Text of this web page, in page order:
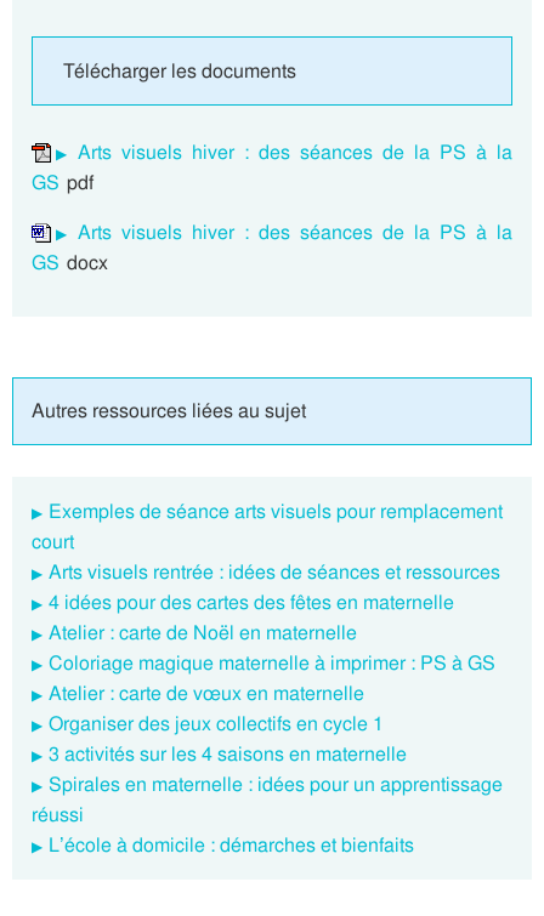
Télécharger les documents
Arts visuels hiver : des séances de la PS à la
GS pdf
Arts visuels hiver : des séances de la PS à la
GS docx
Autres ressources liées au sujet
Exemples de séance arts visuels pour remplacement
court
Arts visuels rentrée : idées de séances et ressources
4 idées pour des cartes des fêtes en maternelle
Atelier : carte de Noël en maternelle
Coloriage magique maternelle à imprimer : PS à GS
Atelier : carte de vœux en maternelle
Organiser des jeux collectifs en cycle 1
3 activités sur les 4 saisons en maternelle
Spirales en maternelle : idées pour un apprentissage
réussi
L’école à domicile : démarches et bienfaits